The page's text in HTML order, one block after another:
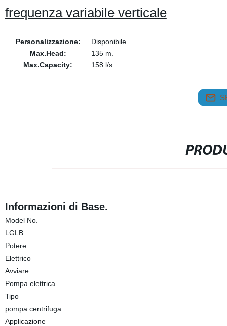
frequenza variabile verticale
Personalizzazione:
Disponibile
Max.Head:
135 m.
Max.Capacity:
158 l/s.
Informazioni di Base.
Model No.
LGLB
Potere
Elettrico
Avviare
Pompa elettrica
Tipo
pompa centrifuga
Applicazione